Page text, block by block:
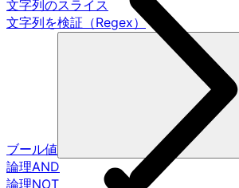
文字列のスライス
文字列を検証（Regex）
ブール値
論理AND
論理NOT